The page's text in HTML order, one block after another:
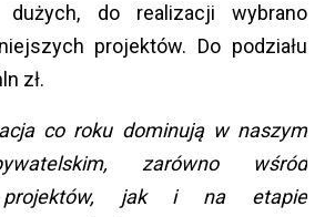
dużych, do realizacji wybrano
projektów. Do podziału
zł.
co roku dominują w naszym
zarówno wśród
projektów, jak i na etapie